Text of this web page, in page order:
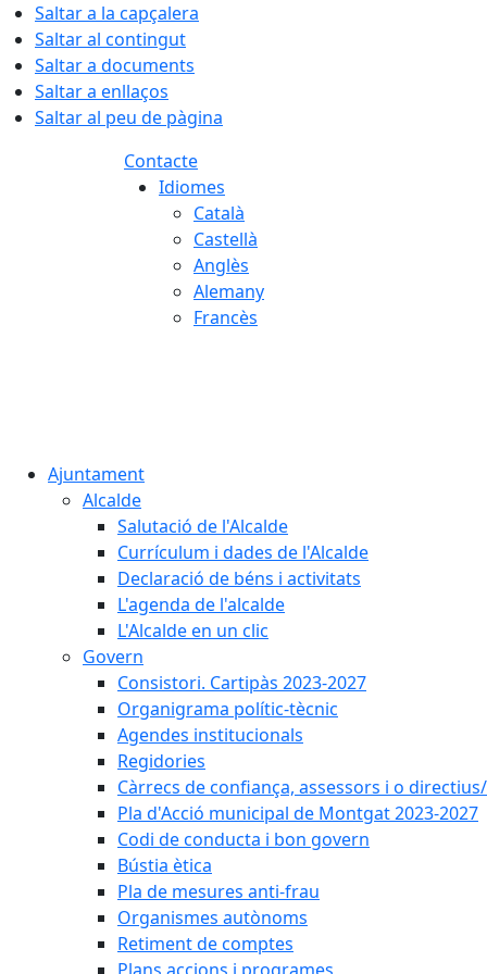
Saltar a la capçalera
Saltar al contingut
Saltar a documents
Saltar a enllaços
Saltar al peu de pàgina
Contacte
Idiomes
Català
Castellà
Anglès
Alemany
Francès
Ajuntament
Alcalde
Salutació de l'Alcalde
Currículum i dades de l'Alcalde
Declaració de béns i activitats
L'agenda de l'alcalde
L'Alcalde en un clic
Govern
Consistori. Cartipàs 2023-2027
Organigrama polític-tècnic
Agendes institucionals
Regidories
Càrrecs de confiança, assessors i o
Pla d'Acció municipal de Montgat 2023-2027
Codi de conducta i bon govern
Bústia ètica
Pla de mesures anti-frau
Organismes autònoms
Retiment de comptes